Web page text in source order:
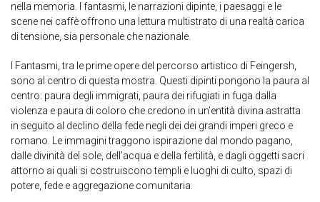
nella memoria. I fantasmi, le narrazioni dipinte, i paesaggi e le
scene nei caffè offrono una lettura multistrato di una realtà carica
di tensione, sia personale che nazionale.
I Fantasmi, tra le prime opere del percorso artistico di Feingersh,
sono al centro di questa mostra. Questi dipinti pongono la paura al
centro: paura degli immigrati, paura dei rifugiati in fuga dalla
violenza e paura di coloro che credono in un’entità divina astratta
in seguito al declino della fede negli dei dei grandi imperi greco e
romano. Le immagini traggono ispirazione dal mondo pagano,
dalle divinità del sole, dell’acqua e della fertilità, e dagli oggetti sacri
attorno ai quali si costruiscono templi e luoghi di culto, spazi di
potere, fede e aggregazione comunitaria.